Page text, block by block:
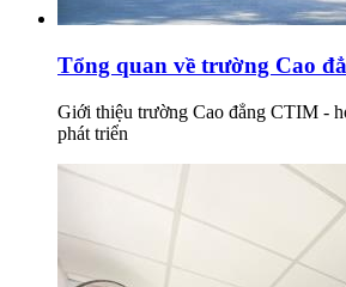
Tổng quan về trường Cao
Giới thiệu trường Cao đẳng CTIM -
phát triển